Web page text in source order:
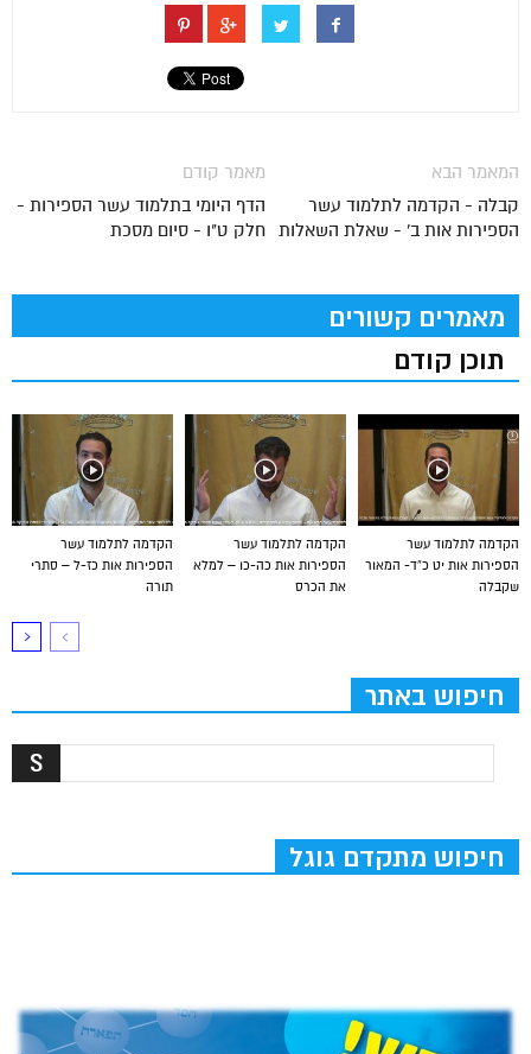
מאמר קודם
הדף היומי בתלמוד עשר הספירות -
חלק ט"ו - סיום מסכת
המאמר הבא
קבלה - הקדמה לתלמוד עשר
הספירות אות ב' - שאלת השאלות
מאמרים קשורים
תוכן קודם
הקדמה לתלמוד עשר
הספירות אות כז-ל – סתרי
תורה
הקדמה לתלמוד עשר
הספירות אות כה-כו – למלא
את הכרס
הקדמה לתלמוד עשר
הספירות אות יט כ”ד- המאור
שקבלה
חיפוש באתר
חיפוש מתקדם גוגל